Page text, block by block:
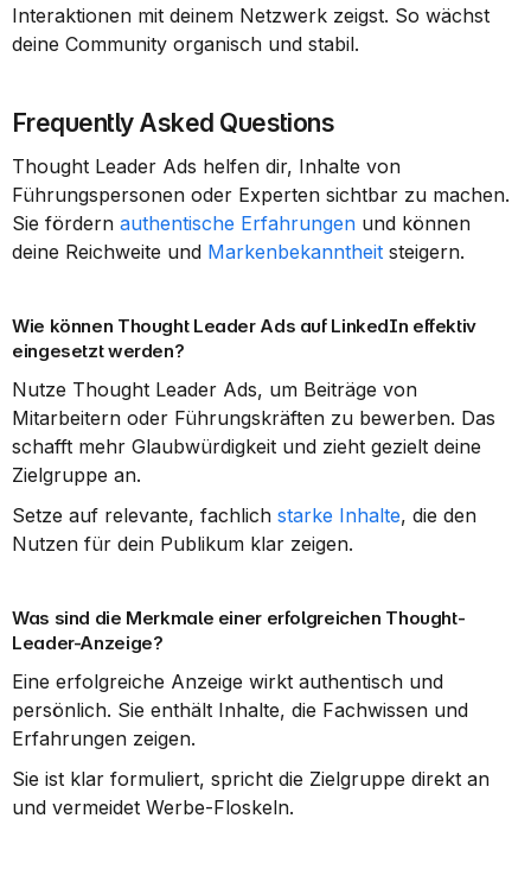
Interaktionen mit deinem Netzwerk zeigst. So wächst
deine Community organisch und stabil.
Frequently Asked Questions
Thought Leader Ads helfen dir, Inhalte von
Führungspersonen oder Experten sichtbar zu machen.
Sie fördern authentische Erfahrungen und können
deine Reichweite und Markenbekanntheit steigern.
Wie können Thought Leader Ads auf LinkedIn effektiv
eingesetzt werden?
Nutze Thought Leader Ads, um Beiträge von
Mitarbeitern oder Führungskräften zu bewerben. Das
schafft mehr Glaubwürdigkeit und zieht gezielt deine
Zielgruppe an.
Setze auf relevante, fachlich starke Inhalte, die den
Nutzen für dein Publikum klar zeigen.
Was sind die Merkmale einer erfolgreichen Thought-
Leader-Anzeige?
Eine erfolgreiche Anzeige wirkt authentisch und
persönlich. Sie enthält Inhalte, die Fachwissen und
Erfahrungen zeigen.
Sie ist klar formuliert, spricht die Zielgruppe direkt an
und vermeidet Werbe-Floskeln.